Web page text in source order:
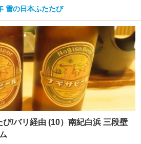
雪の日本ふたたび
/バリ経由 (10）南紀白浜 三段壁